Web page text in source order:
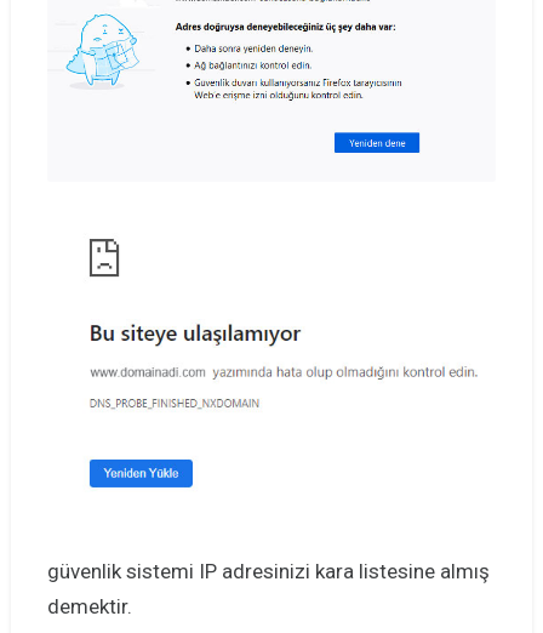
güvenlik sistemi IP adresinizi kara listesine almış
demektir.